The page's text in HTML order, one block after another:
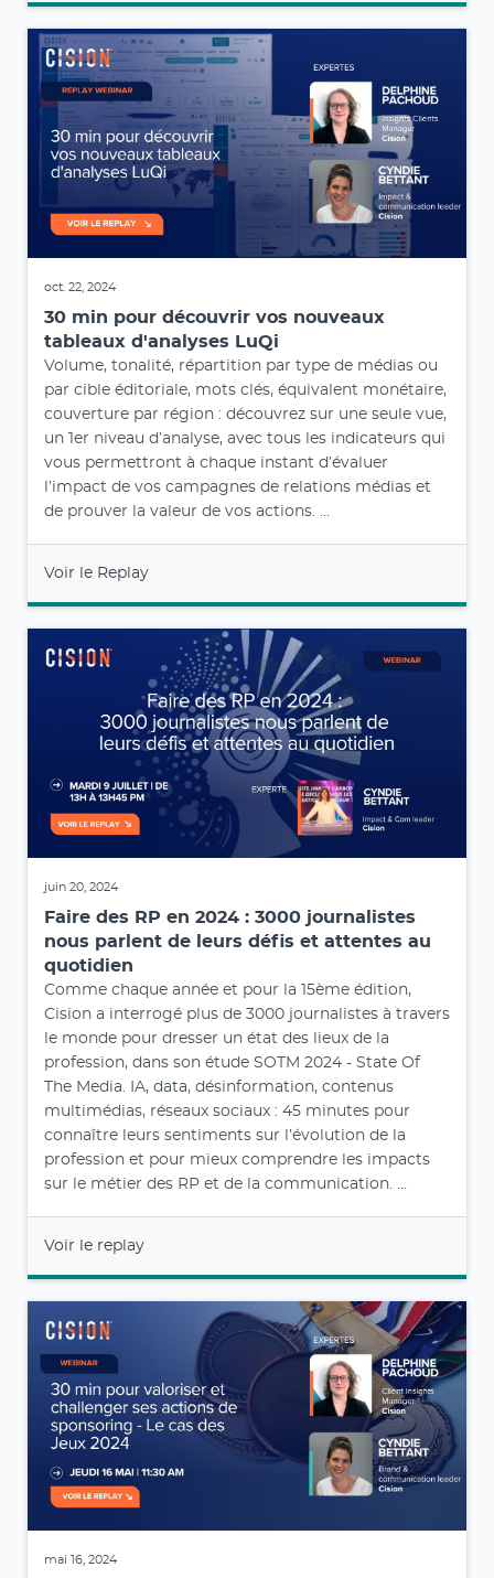
oct. 22, 2024
30 min pour découvrir vos nouveaux
tableaux d'analyses LuQi
Volume, tonalité, répartition par type de médias ou
par cible éditoriale, mots clés, équivalent monétaire,
couverture par région : découvrez sur une seule vue,
un 1er niveau d’analyse, avec tous les indicateurs qui
vous permettront à chaque instant d’évaluer
l’impact de vos campagnes de relations médias et
de prouver la valeur de vos actions. ...
Voir le Replay
juin 20, 2024
Faire des RP en 2024 : 3000 journalistes
nous parlent de leurs défis et attentes au
quotidien
Comme chaque année et pour la 15ème édition,
Cision a interrogé plus de 3000 journalistes à travers
le monde pour dresser un état des lieux de la
profession, dans son étude SOTM 2024 - State Of
The Media. IA, data, désinformation, contenus
multimédias, réseaux sociaux : 45 minutes pour
connaître leurs sentiments sur l’évolution de la
profession et pour mieux comprendre les impacts
sur le métier des RP et de la communication. ...
Voir le replay
mai 16, 2024